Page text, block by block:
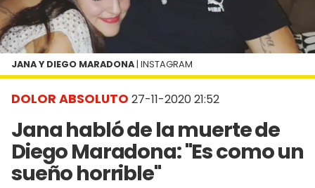
DOLOR ABSOLUTO 27-11-2020 21:52
Jana habló de la muerte de
Diego Maradona: "Es como un
sueño horrible"
JANA Y DIEGO MARADONA | INSTAGRAM